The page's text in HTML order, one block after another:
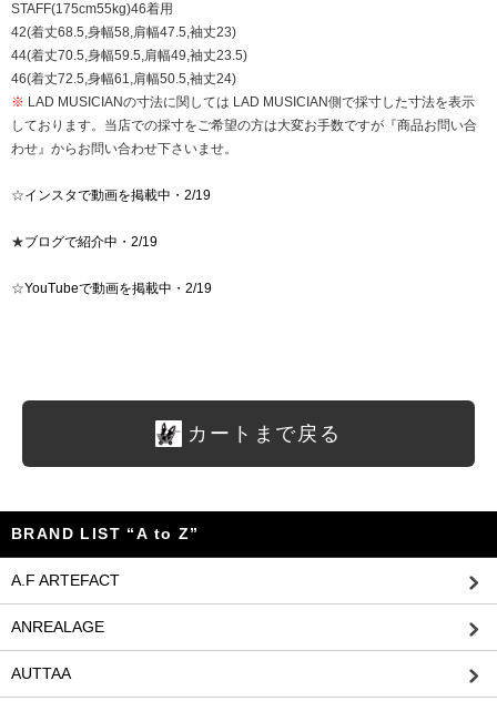
STAFF(175cm55kg)46着用
42(着丈68.5,身幅58,肩幅47.5,袖丈23)
44(着丈70.5,身幅59.5,肩幅49,袖丈23.5)
46(着丈72.5,身幅61,肩幅50.5,袖丈24)
※ LAD MUSICIANの寸法に関しては LAD MUSICIAN側で採寸した寸法を表示
しております。当店での採寸をご希望の方は大変お手数ですが『商品お問い合
わせ』からお問い合わせ下さいませ。
☆インスタで動画を掲載中・2/19
★ブログで紹介中・2/19
☆YouTubeで動画を掲載中・2/19
カートまで戻る
BRAND LIST “A to Z”
A.F ARTEFACT
ANREALAGE
AUTTAA